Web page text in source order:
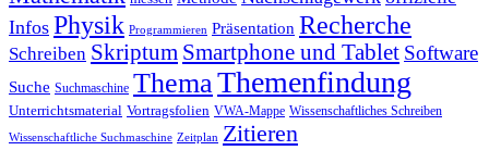
Infos Physik Programmieren Präsentation Recherche
Schreiben Skriptum Smartphone und Tablet Software
Suche Suchmaschine ThemaThemenfindung
Unterrichtsmaterial Vortragsfolien VWA-Mappe Wissenschaftliches Schreiben
Wissenschaftliche Suchmaschine Zeitplan Zitieren